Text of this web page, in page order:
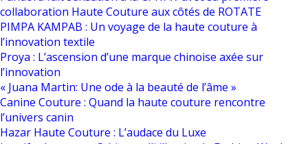
collaboration Haute Couture aux côtés de ROTATE
PIMPA KAMPAB : Un voyage de la haute couture à
l’innovation textile
Proya : L’ascension d’une marque chinoise axée sur
l’innovation
« Juana Martin: Une ode à la beauté de l’âme »
Canine Couture : Quand la haute couture rencontre
l’univers canin
Hazar Haute Couture : L’audace du Luxe